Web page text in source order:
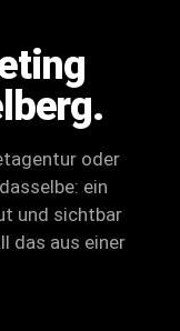
oder
ein
und sichtbar
das aus einer